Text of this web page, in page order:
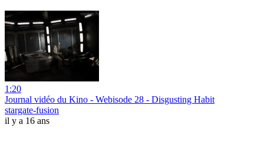
1:20
Journal vidéo du Kino - Webisode 28 - Disgusting Habit
stargate-fusion
il y a 16 ans